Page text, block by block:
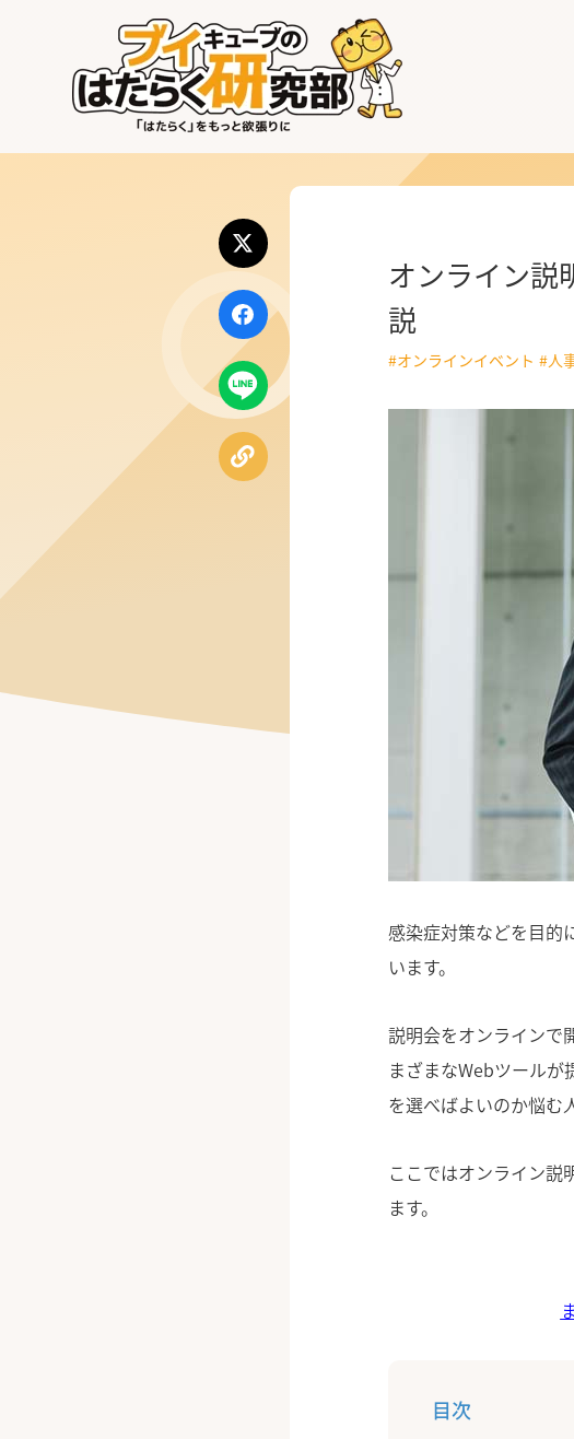
はたらく業界
はたらく部署
公式Facebook
オンライン説
説
#オンラインイベント #人
感染症対策などを目的
います。
説明会をオンラインで
まざまなWebツール
を選べばよいのか悩む
ここではオンライン説
ます。
目次